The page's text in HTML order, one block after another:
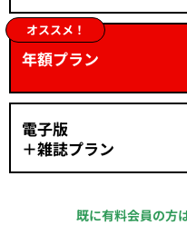
オススメ！
年額プラン
電子版
＋雑誌プラン
既に有料会員の方